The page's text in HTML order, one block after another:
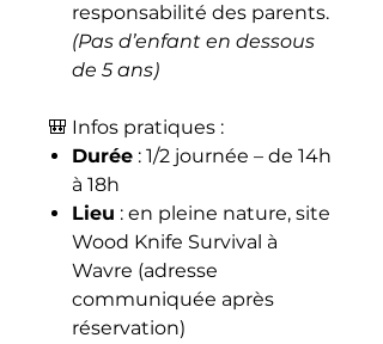
responsabilité des parents.
(Pas d’enfant en dessous
de 5 ans)
🎒 Infos pratiques :
Durée : 1/2 journée – de 14h
à 18h
Lieu : en pleine nature, site
Wood Knife Survival à
Wavre (adresse
communiquée après
réservation)